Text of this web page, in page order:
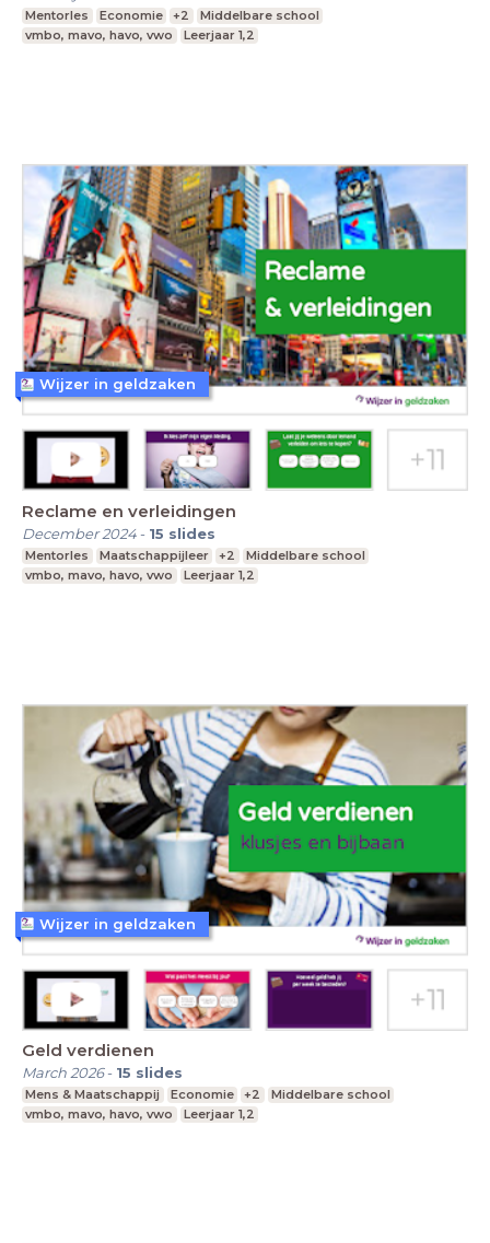
Mentorles Economie +2
Middelbare school
vmbo, mavo, havo, vwo
Leerjaar 1,2
Reclame en verleidingen
December 2024- 15 slides
Mentorles Maatschappijleer +2
Middelbare school
vmbo, mavo, havo, vwo
Leerjaar 1,2
Wijzer in geldzaken
Geld verdienen
March 2026- 15 slides
Mens & Maatschappij Economie +2
Middelbare school
vmbo, mavo, havo, vwo
Leerjaar 1,2
Wijzer in geldzaken